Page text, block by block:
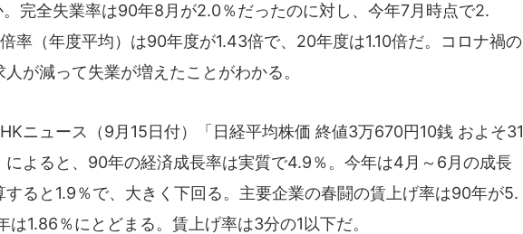
完全失業率は90年8月が2.0％だったのに対し、今年7月時点で2.
率（年度平均）は90年度が1.43倍で、20年度は1.10倍だ。コロナ禍の
が減って失業が増えたことがわかる。
ニュース（9月15日付）「日経平均株価 終値3万670円10銭 およそ31
によると、90年の経済成長率は実質で4.9％。今年は4月～6月の成長
すると1.9％で、大きく下回る。主要企業の春闘の賃上げ率は90年が5.
は1.86％にとどまる。賃上げ率は3分の1以下だ。